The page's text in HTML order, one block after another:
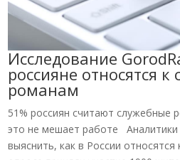
Исследование
россияне относятся
романам
51% россиян считают служебные
это не мешает работе Аналитики
выяснить, как в России